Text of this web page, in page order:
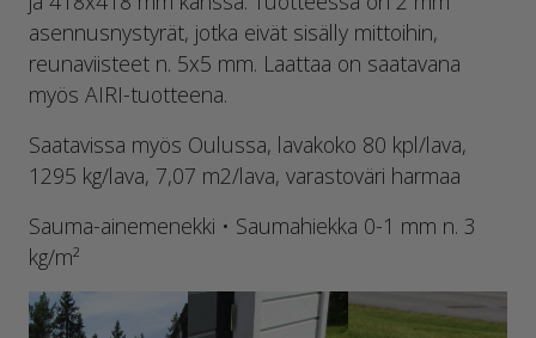
asennusnystyrät, jotka eivät sisälly mittoihin,
reunaviisteet n. 5x5 mm. Laattaa on saatavana
myös AIRI-tuotteena.
Saatavissa myös Oulussa, lavakoko 80 kpl/lava,
1295 kg/lava, 7,07 m2/lava, varastoväri harmaa
Sauma-ainemenekki • Saumahiekka 0-1 mm n. 3
kg/m²